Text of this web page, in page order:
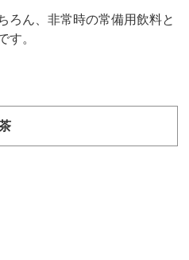
ろん、非常時の常備用飲料と
す。